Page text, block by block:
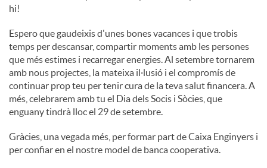
hi!
Espero que gaudeixis d'unes bones vacances i que trobis
temps per descansar, compartir moments amb les persones
que més estimes i recarregar energies. Al setembre tornarem
amb nous projectes, la mateixa il·lusió i el compromís de
continuar prop teu per tenir cura de la teva salut financera. A
més, celebrarem amb tu el Dia dels Socis i Sòcies, que
enguany tindrà lloc el 29 de setembre.
Gràcies, una vegada més, per formar part de Caixa Enginyers i
per confiar en el nostre model de banca cooperativa.